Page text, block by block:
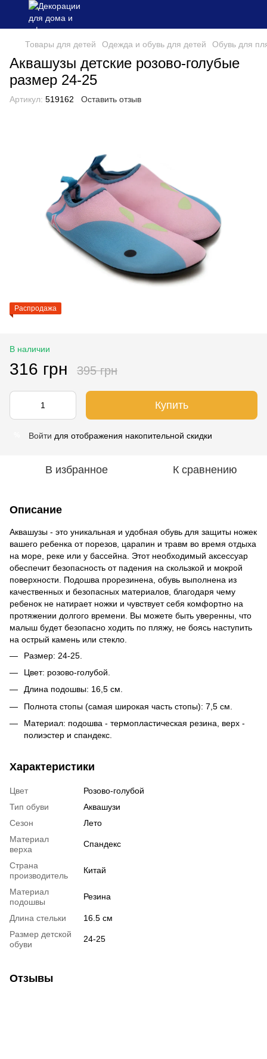
Товары для детей Одежда и обувь для детей Обувь для
Аквашузы детские розово-голубые
размер 24-25
Артикул: 519162 Оставить отзыв
Распродажа
В наличии
316 грн 395 грн
Купить
Войти для отображения накопительной скидки
В избранное К сравнению
Описание
Аквашузы - это уникальная и удобная обувь для защиты ножек
вашего ребенка от порезов, царапин и травм во время отдыха
на море, реке или у бассейна. Этот необходимый аксессуар
обеспечит безопасность от падения на скользкой и мокрой
поверхности. Подошва прорезинена, обувь выполнена из
качественных и безопасных материалов, благодаря чему
ребенок не натирает ножки и чувствует себя комфортно на
протяжении долгого времени. Вы можете быть уверенны, что
малыш будет безопасно ходить по пляжу, не боясь наступить
на острый камень или стекло.
Размер: 24-25.
Цвет: розово-голубой.
Длина подошвы: 16,5 см.
Полнота стопы (самая широкая часть стопы): 7,5 см.
Материал: подошва - термопластическая резина, верх -
полиэстер и спандекс.
Характеристики
Цвет
Розово-голубой
Тип обуви
Аквашузи
Сезон
Лето
Материал
верха
Спандекс
Страна
производитель
Китай
Материал
подошвы
Резина
Длина стельки
16.5 см
Размер детской
обуви
24-25
Отзывы